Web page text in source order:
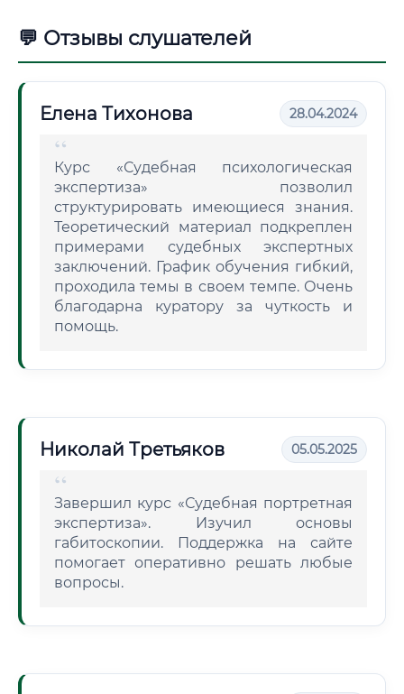
💬 Отзывы слушателей
Елена Тихонова 28.04.2024
Курс «Судебная психологическая
экспертиза» позволил
структурировать имеющиеся знания.
Теоретический материал подкреплен
примерами судебных экспертных
заключений. График обучения гибкий,
проходила темы в своем темпе. Очень
благодарна куратору за чуткость и
помощь.
Николай Третьяков 05.05.2025
Завершил курс «Судебная портретная
экспертиза». Изучил основы
габитоскопии. Поддержка на сайте
помогает оперативно решать любые
вопросы.